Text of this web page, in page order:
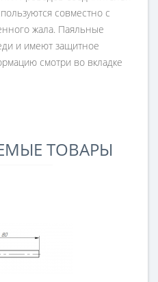
совместно с
жала. Паяльные
и имеют защитное
смотри во вкладке
ТОВАРЫ